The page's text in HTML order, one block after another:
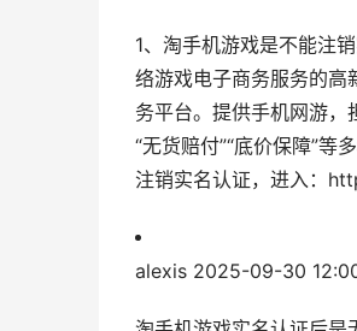
1、淘手机游戏是不能注
络游戏电子商务服务的高
务平台。提供手机网游，
“无货赔付”“底价保障”
注销实名认证，进入：
alexis 2025-09-30